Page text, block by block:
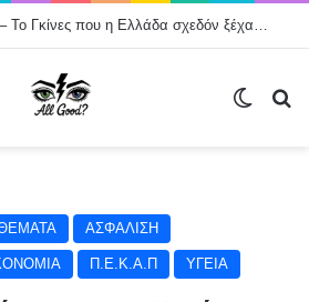
”Πλανήτης Κρήτης ” – Το Γκίνες που η Ελλάδα σχεδόν ξέχασε -Χορός στον οδικό άξονα της Κρήτης, Χανιά- Άγιος Νικόλαος μήκους 200000 μέτρων .
ΘΕΜΑΤΑ ΑΣΦΑΛΙΣΗ
Π.Ε.Κ.Α.Π ΥΓΕΙΑ